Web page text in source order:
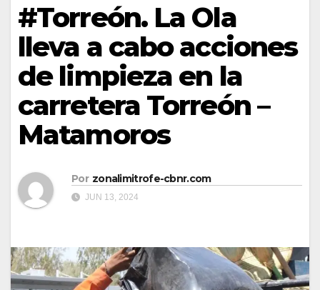
#Torreón. La Ola
lleva a cabo acciones
de limpieza en la
carretera Torreón –
Matamoros
Por zonalimitrofe-cbnr.com
JUN 13, 2024